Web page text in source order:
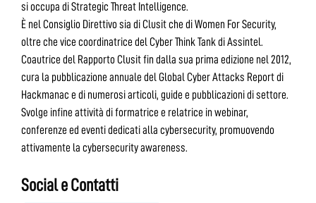
si occupa di Strategic Threat Intelligence.
È nel Consiglio Direttivo sia di Clusit che di Women For Security,
oltre che vice coordinatrice del Cyber Think Tank di Assintel.
Coautrice del Rapporto Clusit fin dalla sua prima edizione nel 2012,
cura la pubblicazione annuale del Global Cyber Attacks Report di
Hackmanac e di numerosi articoli, guide e pubblicazioni di settore.
Svolge infine attività di formatrice e relatrice in webinar,
conferenze ed eventi dedicati alla cybersecurity, promuovendo
attivamente la cybersecurity awareness.
Social e Contatti